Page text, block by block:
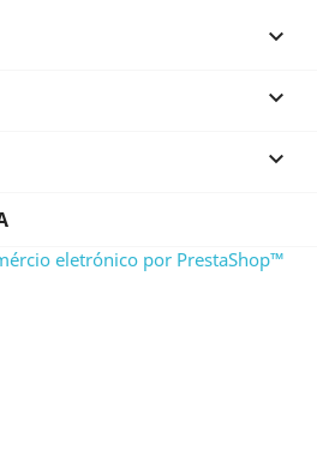



eletrónico por PrestaShop™